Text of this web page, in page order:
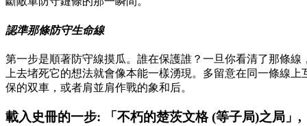
認準那條防守生命線
第一步是順著防守線摸瓜。誰在保護誰？一旦你看清了那條線
上去堵死它的想法就會像本能一樣湧現。多留意在同一條線上
保的双車，或者肩並肩作戰的象和后。
載入史冊的一步: 「不朽的楚茨文格 (等子局)之局」,